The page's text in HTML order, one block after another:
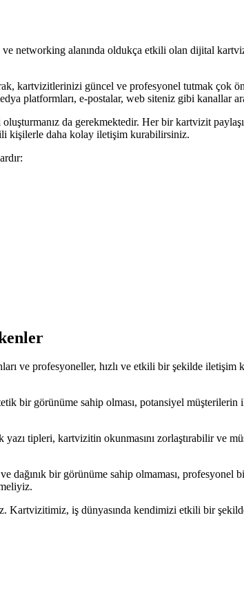
networking alanında oldukça etkili olan dijital
kartvizitlerinizi güncel ve profesyonel tutmak
platformları, e-postalar, web siteniz gibi kanallar
da gerekmektedir. Her bir kartvizit
kişilerle daha kolay iletişim kurabilirsiniz.
ve profesyoneller, hızlı ve etkili bir şekilde
bir görünüme sahip olması, potansiyel müşterilerin
yazı tipleri, kartvizitin okunmasını zorlaştırabilir ve
dağınık bir görünüme sahip olmaması, profesyonel
iş dünyasında kendimizi etkili bir şekilde